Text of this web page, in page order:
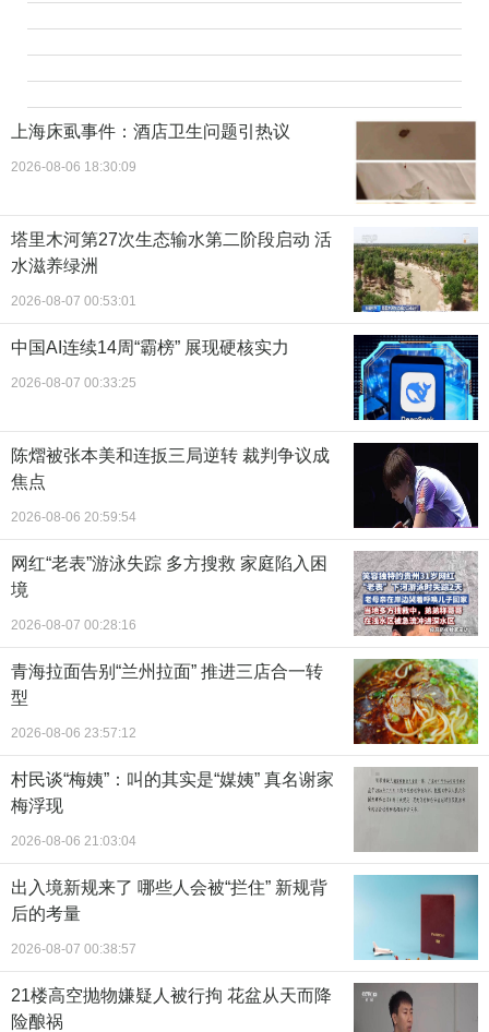
上海床虱事件：酒店卫生问题引热议
2026-08-06 18:30:09
塔里木河第27次生态输水第二阶段启动 活
水滋养绿洲
2026-08-07 00:53:01
中国AI连续14周“霸榜” 展现硬核实力
2026-08-07 00:33:25
陈熠被张本美和连扳三局逆转 裁判争议成
焦点
2026-08-06 20:59:54
网红“老表”游泳失踪 多方搜救 家庭陷入困
境
2026-08-07 00:28:16
青海拉面告别“兰州拉面” 推进三店合一转
型
2026-08-06 23:57:12
村民谈“梅姨”：叫的其实是“媒姨” 真名谢家
梅浮现
2026-08-06 21:03:04
出入境新规来了 哪些人会被“拦住” 新规背
后的考量
2026-08-07 00:38:57
21楼高空抛物嫌疑人被行拘 花盆从天而降
险酿祸